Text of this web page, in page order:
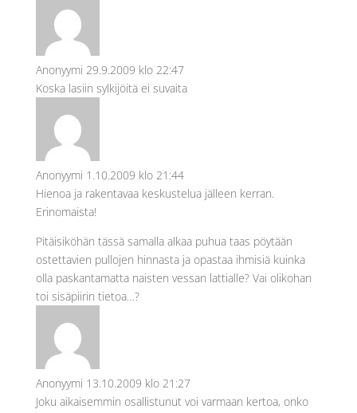
Anonyymi 29.9.2009 klo 22:47
Koska lasiin sylkijöitä ei suvaita
Anonyymi 1.10.2009 klo 21:44
Hienoa ja rakentavaa keskustelua jälleen kerran.
Erinomaista!
Pitäisiköhän tässä samalla alkaa puhua taas pöytään
ostettavien pullojen hinnasta ja opastaa ihmisiä kuinka
olla paskantamatta naisten vessan lattialle? Vai olikohan
toi sisäpiirin tietoa…?
Anonyymi 13.10.2009 klo 21:27
Joku aikaisemmin osallistunut voi varmaan kertoa, onko